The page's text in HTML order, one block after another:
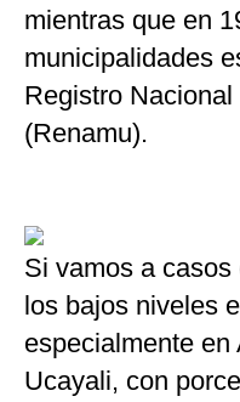
mientras que en
municipalidades
Registro
(Renamu).
Si vamos a
los bajos niveles
especialmente
Ucayali, con